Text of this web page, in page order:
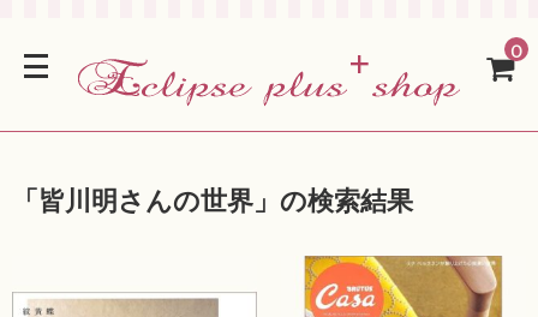
0
「 皆川明さんの世界」の検索結果